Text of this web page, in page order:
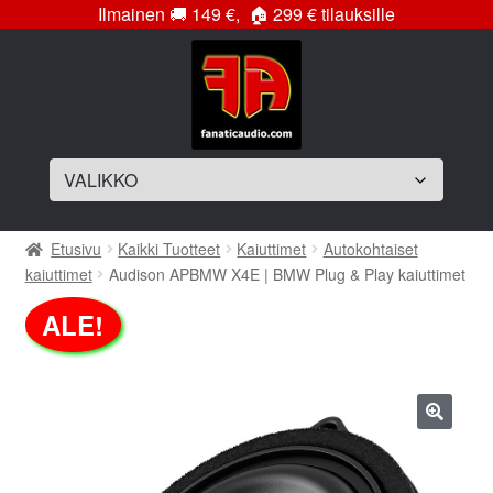
Ilmainen 🚚 149 €, 🏠 299 € tilauksille
Soittimet
Laajenna
alemman
tason
Vahvistimet
Laajenna
Subwooferelementit
tason
valikko
Laajenna
alemman
valikko
Etusivu Kaikki Tuotteet Kaiuttimet
Autokohtaiset
kaiuttimet
Audison APBMW X4E | BMW Plug & Play kaiuttimet
ALE!